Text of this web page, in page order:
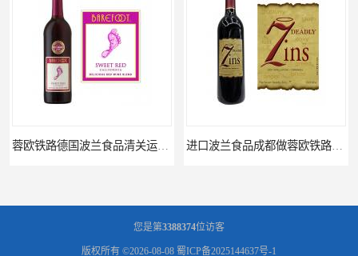
您是第3388374位访客
版权所有 ©2026-08-08 蜀ICP备2025144637号-1